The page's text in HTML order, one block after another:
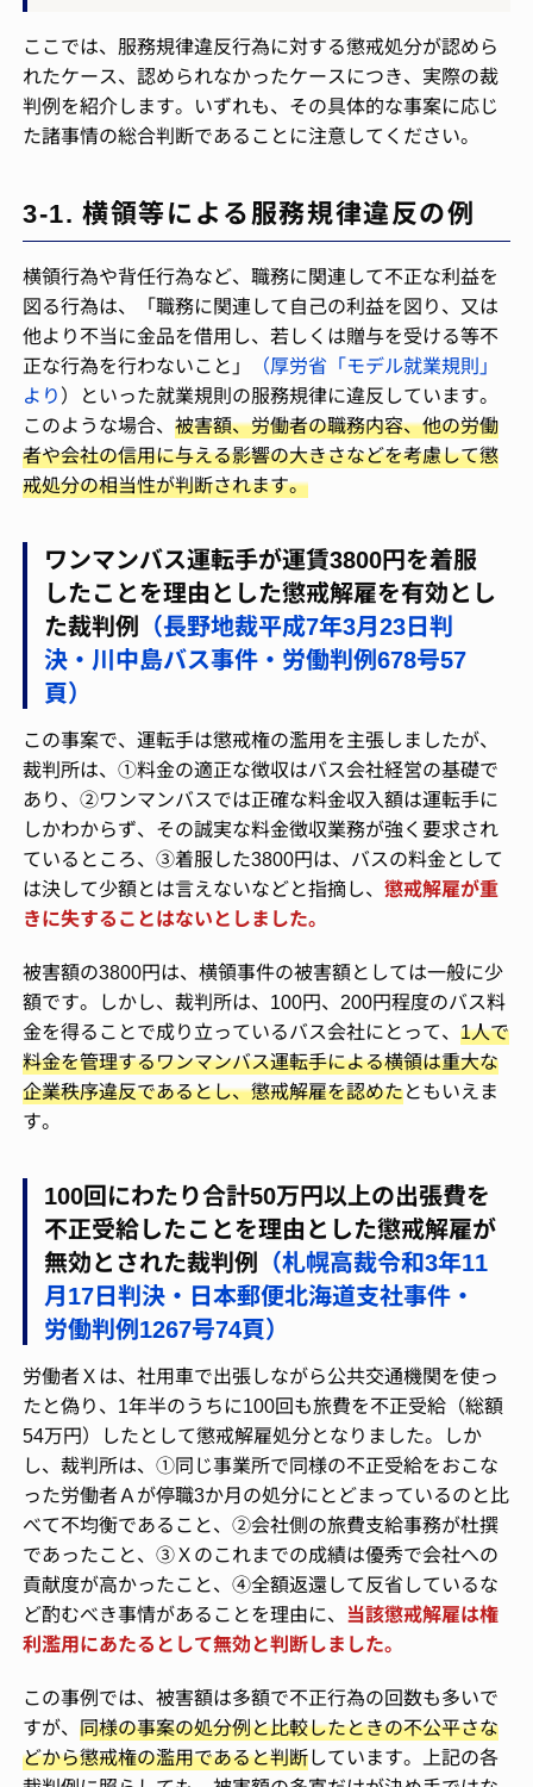
ここでは、服務規律違反行為に対する懲戒処分が認めら
れたケース、認められなかったケースにつき、実際の裁
判例を紹介します。いずれも、その具体的な事案に応じ
た諸事情の総合判断であることに注意してください。
3-1. 横領等による服務規律違反の例
横領行為や背任行為など、職務に関連して不正な利益を
図る行為は、「職務に関連して自己の利益を図り、又は
他より不当に金品を借用し、若しくは贈与を受ける等不
正な行為を行わないこと」
（厚労省「モデル就業規則」
より）といった就業規則の服務規律に違反しています。
このような場合、被害額、労働者の職務内容、他の労働
者や会社の信用に与える影響の大きさなどを考慮して懲
戒処分の相当性が判断されます。
ワンマンバス運転手が運賃3800円を着服
したことを理由とした懲戒解雇を有効とし
た裁判例 （長野地裁平成7年3月23日判
決・川中島バス事件・労働判例678号57
頁）
この事案で、運転手は懲戒権の濫用を主張しましたが、
裁判所は、①料金の適正な徴収はバス会社経営の基礎で
あり、②ワンマンバスでは正確な料金収入額は運転手に
しかわからず、その誠実な料金徴収業務が強く要求され
ているところ、③着服した3800円は、バスの料金として
は決して少額とは言えないなどと指摘し、懲戒解雇が重
きに失することはないとしました。
被害額の3800円は、横領事件の被害額としては一般に少
額です。しかし、裁判所は、100円、200円程度のバス料
金を得ることで成り立っているバス会社にとって、1人で
料金を管理するワンマンバス運転手による横領は重大な
企業秩序違反であるとし、懲戒解雇を認めたともいえま
す。
100回にわたり合計50万円以上の出張費を
不正受給したことを理由とした懲戒解雇が
無効とされた裁判例 （札幌高裁令和3年11
月17日判決・日本郵便北海道支社事件・
労働判例1267号74頁）
労働者Ｘは、社用車で出張しながら公共交通機関を使っ
たと偽り、1年半のうちに100回も旅費を不正受給（総額
54万円）したとして懲戒解雇処分となりました。しか
し、裁判所は、①同じ事業所で同様の不正受給をおこな
った労働者Ａが停職3か月の処分にとどまっているのと比
べて不均衡であること、②会社側の旅費支給事務が杜撰
であったこと、③Ｘのこれまでの成績は優秀で会社への
貢献度が高かったこと、④全額返還して反省しているな
ど酌むべき事情があることを理由に、 当該懲戒解雇は権
利濫用にあたるとして無効と判断しました。
この事例では、被害額は多額で不正行為の回数も多いで
すが、同様の事案の処分例と比較したときの不公平さな
どから懲戒権の濫用であると判断しています。上記の各